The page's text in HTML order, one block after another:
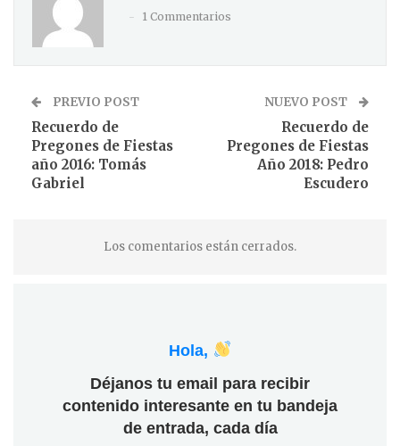
1 Commentarios
PREVIO POST
Recuerdo de
Pregones de Fiestas
año 2016: Tomás
Gabriel
NUEVO POST
Recuerdo de
Pregones de Fiestas
Año 2018: Pedro
Escudero
Los comentarios están cerrados.
Hola,
Déjanos tu email para recibir
contenido interesante en tu bandeja
de entrada, cada día